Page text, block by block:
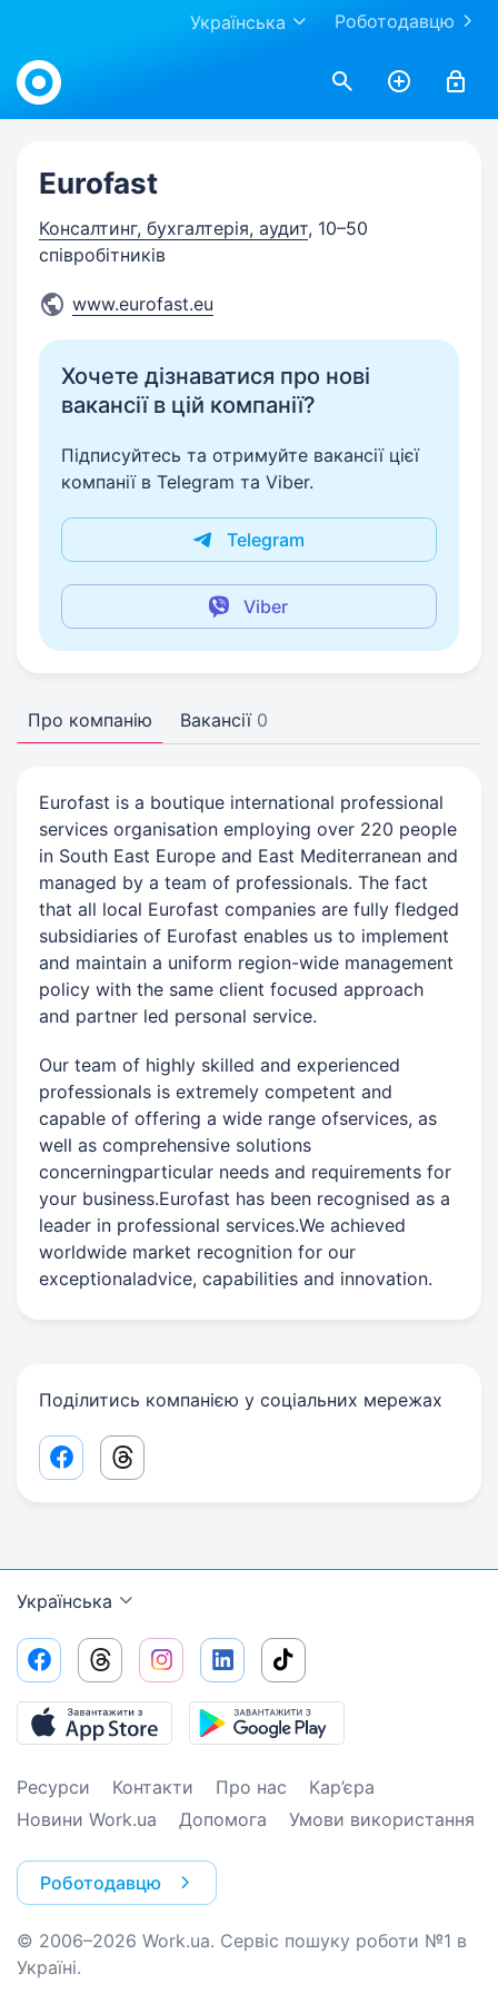
Роботодавцю
Українська
Work.ua
Eurofast
Консалтинг, бухгалтерія, аудит, 10–50
співробітників
www.eurofast.eu
Хочете дізнаватися про нові
вакансії в цій компанії?
Підписуйтесь та отримуйте вакансії цієї
компанії в Telegram та Viber.
Telegram
Viber
Про компанію Вакансії 0
Eurofast is a boutique international professional
services organisation employing over 220 people
in South East Europe and East Mediterranean and
managed by a team of professionals. The fact
that all local Eurofast companies are fully fledged
subsidiaries of Eurofast enables us to implement
and maintain a uniform region-wide management
policy with the same client focused approach
and partner led personal service.
Our team of highly skilled and experienced
professionals is extremely competent and
capable of offering a wide range ofservices, as
well as comprehensive solutions
concerningparticular needs and requirements for
your business.Eurofast has been recognised as a
leader in professional services.We achieved
worldwide market recognition for our
exceptionaladvice, capabilities and innovation.
Поділитись компанією у соціальних мережах
Facebook share link
Threads share link
Українська
Ресурси Контакти Про нас
Кар’єра
Новини Work.ua
Допомога Умови використання
Роботодавцю
© 2006–2026 Work.ua. Сервіс пошуку роботи №1 в
Україні.